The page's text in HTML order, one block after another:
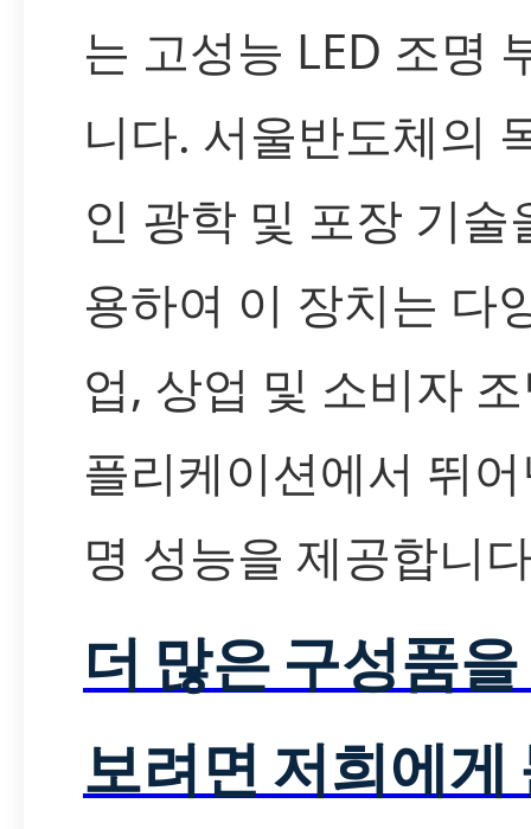
는 고성능 LED 조명
니다. 서울반도체의
인 광학 및 포장 기술
용하여 이 장치는 다
업, 상업 및 소비자
플리케이션에서 뛰
명 성능을 제공합니
더 많은 구성품
보려면 저희에게